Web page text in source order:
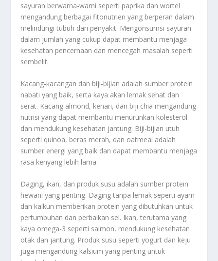
sayuran berwarna-warni seperti paprika dan wortel
mengandung berbagai fitonutrien yang berperan dalam
melindungi tubuh dari penyakit. Mengonsumsi sayuran
dalam jumlah yang cukup dapat membantu menjaga
kesehatan pencernaan dan mencegah masalah seperti
sembelit.
Kacang-kacangan dan biji-bijian adalah sumber protein
nabati yang baik, serta kaya akan lemak sehat dan
serat. Kacang almond, kenari, dan biji chia mengandung
nutrisi yang dapat membantu menurunkan kolesterol
dan mendukung kesehatan jantung. Biji-bijian utuh
seperti quinoa, beras merah, dan oatmeal adalah
sumber energi yang baik dan dapat membantu menjaga
rasa kenyang lebih lama.
Daging, ikan, dan produk susu adalah sumber protein
hewani yang penting. Daging tanpa lemak seperti ayam
dan kalkun memberikan protein yang dibutuhkan untuk
pertumbuhan dan perbaikan sel. Ikan, terutama yang
kaya omega-3 seperti salmon, mendukung kesehatan
otak dan jantung. Produk susu seperti yogurt dan keju
juga mengandung kalsium yang penting untuk